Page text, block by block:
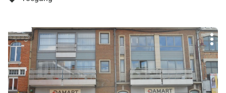
naar
Damart
Hasselt
Druk
op
de
ENTER
toets
voor